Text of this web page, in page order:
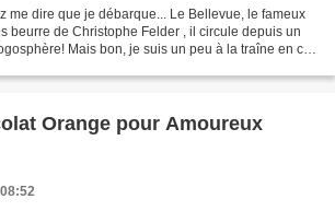
me dire que je débarque... Le Bellevue, le fameux
beurre de Christophe Felder , il circule depuis un
Mais bon, je suis un peu à la traîne en ce
Orange pour Amoureux